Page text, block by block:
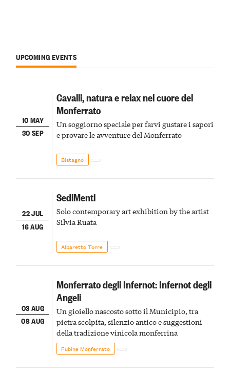
UPCOMING EVENTS
10 MAY
30 SEP
Cavalli, natura e relax nel cuore del
Monferrato
Un soggiorno speciale per farvi gustare i sapori
e provare le avventure del Monferrato
Bistagno
22 JUL
16 AUG
SediMenti
Solo contemporary art exhibition by the artist
Silvia Ruata
Albaretto Torre
03 AUG
08 AUG
Monferrato degli Infernot: Infernot degli
Angeli
Un gioiello nascosto sotto il Municipio, tra
pietra scolpita, silenzio antico e suggestioni
della tradizione vinicola monferrina
Fubine Monferrato